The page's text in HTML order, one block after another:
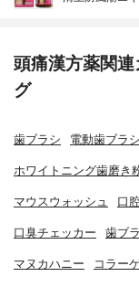
頭痛漢方薬関
グ
歯ブラシ 電動歯ブラシ
ホワイトニング歯磨き
マウスウォッシュ 口
口臭チェッカー 歯ブ
マヌカハニー コラー